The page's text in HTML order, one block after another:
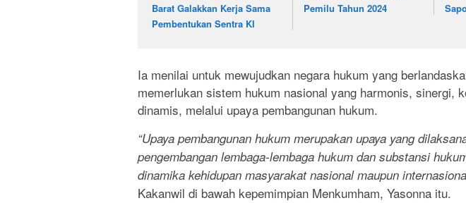
Barat Galakkan Kerja Sama
Pembentukan Sentra KI
Pemilu Tahun 2024
Ia menilai untuk mewujudkan negara hukum yang
memerlukan sistem hukum nasional yang harmonis, sinergi,
dinamis, melalui upaya pembangunan hukum.
“Upaya pembangunan hukum merupakan upaya yang
pengembangan lembaga-lembaga hukum dan substansi
dinamika kehidupan masyarakat nasional maupun
Kakanwil di bawah kepemimpian Menkumham, Yasonna itu.